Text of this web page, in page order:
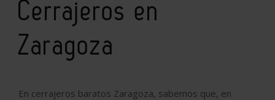
Cerrajeros en
Zaragoza
En cerrajeros baratos Zaragoza, sabemos que, en